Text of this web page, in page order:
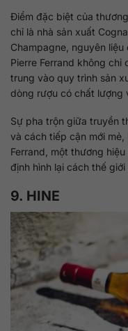
Điểm đặc biệt của
chỉ là nhà sản xuất
Champagne, nguyên
Pierre Ferrand không chỉ
trung vào quy trình sản
dòng rượu có chất lượng
Sự pha trộn giữa truyền
và cách tiếp cận mới
Ferrand, một thương
định hình lại cách thế giới
9. HINE